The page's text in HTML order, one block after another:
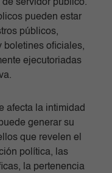
servidor público.
pueden estar
públicos,
boletines oficiales,
ejecutoriadas
afecta la intimidad
generar su
que revelen el
política, las
la pertenencia